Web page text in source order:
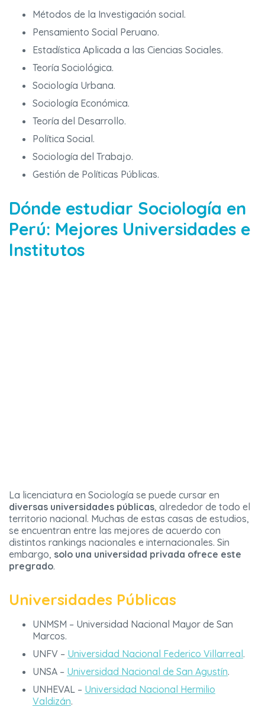
Métodos de la Investigación social.
Pensamiento Social Peruano.
Estadística Aplicada a las Ciencias Sociales.
Teoría Sociológica.
Sociología Urbana.
Sociología Económica.
Teoría del Desarrollo.
Política Social.
Sociología del Trabajo.
Gestión de Políticas Públicas.
Dónde estudiar Sociología en
Perú: Mejores Universidades e
Institutos
La licenciatura en Sociología se puede cursar en
diversas universidades públicas, alrededor de todo el
territorio nacional. Muchas de estas casas de estudios,
se encuentran entre las mejores de acuerdo con
distintos rankings nacionales e internacionales. Sin
embargo, solo una universidad privada ofrece este
pregrado.
Universidades Públicas
UNMSM – Universidad Nacional Mayor de San
Marcos.
UNFV – Universidad Nacional Federico Villarreal.
UNSA – Universidad Nacional de San Agustín.
UNHEVAL – Universidad Nacional Hermilio
Valdizán.